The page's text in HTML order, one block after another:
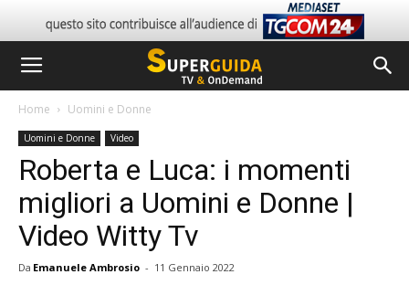
Home Uomini e Donne
Uomini e Donne Video
Roberta e Luca: i momenti
migliori a Uomini e Donne |
Video Witty Tv
Da Emanuele Ambrosio - 11 Gennaio 2022